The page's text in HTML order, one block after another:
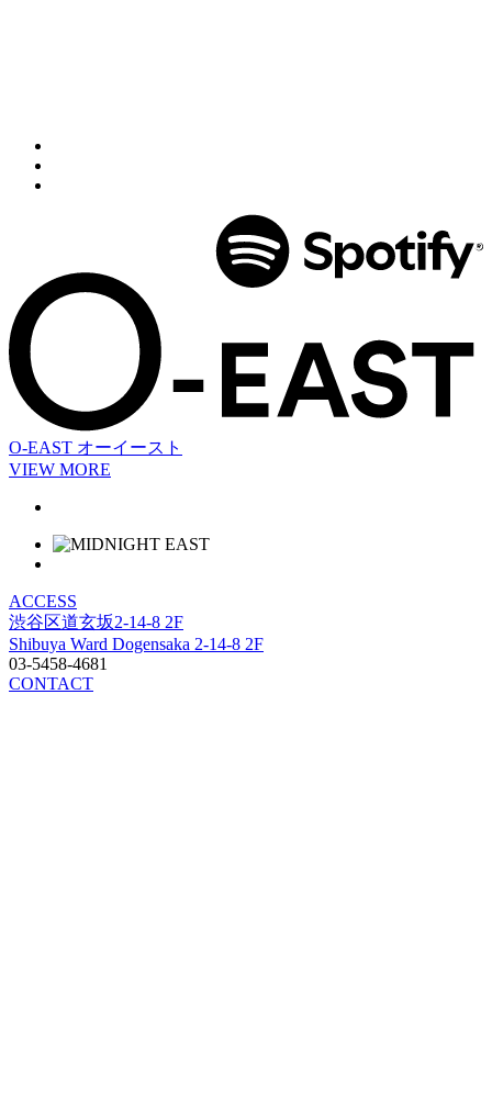
O-EAST オーイースト
VIEW MORE
ACCESS
渋谷区道玄坂2-14-8 2F
Shibuya Ward Dogensaka 2-14-8 2F
03-5458-4681
CONTACT